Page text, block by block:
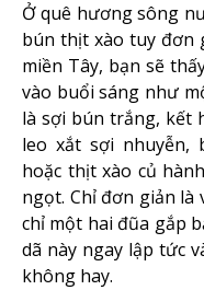
Ở quê hương sông
bún thịt xào tuy đơn
miền Tây, bạn sẽ
vào buổi sáng như
là sợi bún trắng, kết
leo xắt sợi nhuyễn,
hoặc thịt xào củ
ngọt. Chỉ đơn giản
chỉ một hai đũa gắp
dã này ngay lập tức
không hay.